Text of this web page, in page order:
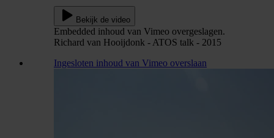
Bekijk de video
Embedded inhoud van Vimeo overgeslagen.
Richard van Hooijdonk - ATOS talk - 2015
Ingesloten inhoud van Vimeo overslaan